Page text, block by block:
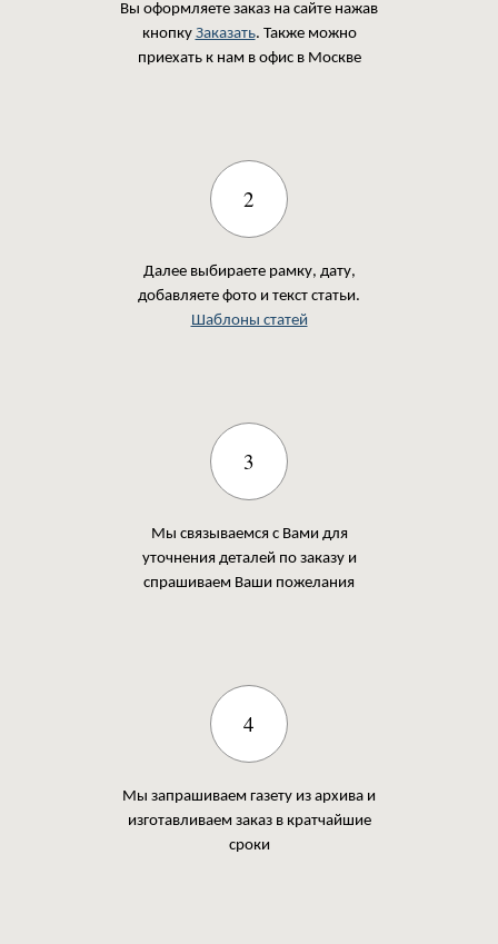
Вы оформляете заказ на сайте нажав
кнопку Заказать. Также можно
приехать к нам в офис в Москве
2
Далее выбираете рамку, дату,
добавляете фото и текст статьи.
Шаблоны статей
3
Мы связываемся с Вами для
уточнения деталей по заказу и
спрашиваем Ваши пожелания
4
Мы запрашиваем газету из архива и
изготавливаем заказ в кратчайшие
сроки